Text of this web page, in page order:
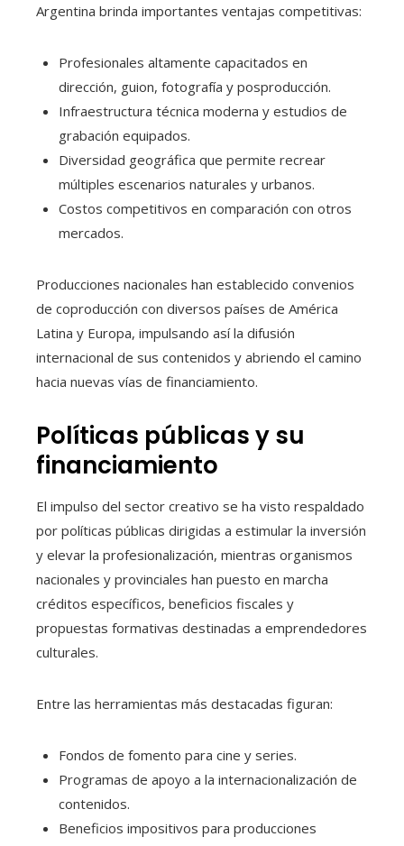
Argentina brinda importantes ventajas competitivas:
Profesionales altamente capacitados en
dirección, guion, fotografía y posproducción.
Infraestructura técnica moderna y estudios de
grabación equipados.
Diversidad geográfica que permite recrear
múltiples escenarios naturales y urbanos.
Costos competitivos en comparación con otros
mercados.
Producciones nacionales han establecido convenios
de coproducción con diversos países de América
Latina y Europa, impulsando así la difusión
internacional de sus contenidos y abriendo el camino
hacia nuevas vías de financiamiento.
Políticas públicas y su
financiamiento
El impulso del sector creativo se ha visto respaldado
por políticas públicas dirigidas a estimular la inversión
y elevar la profesionalización, mientras organismos
nacionales y provinciales han puesto en marcha
créditos específicos, beneficios fiscales y
propuestas formativas destinadas a emprendedores
culturales.
Entre las herramientas más destacadas figuran:
Fondos de fomento para cine y series.
Programas de apoyo a la internacionalización de
contenidos.
Beneficios impositivos para producciones